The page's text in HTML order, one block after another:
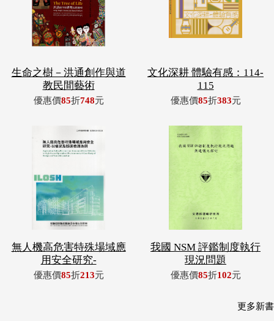
生命之樹－洪通創作與道
教民間藝術
優惠價85折748元
文化深耕 體驗有感：114-
115
優惠價85折383元
無人機高危害特殊場域應
用安全研究-
優惠價85折213元
我國 NSM 評鑑制度執行
現況問題
優惠價85折102元
更多新書